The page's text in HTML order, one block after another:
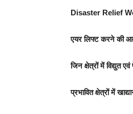
Disaster Relief
एयर लिफ्ट करने की
जिन क्षेत्रों में विद्युत
प्रभावित क्षेत्रों में